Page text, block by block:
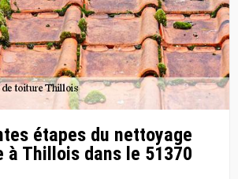
étapes du nettoyage
à Thillois dans le 51370